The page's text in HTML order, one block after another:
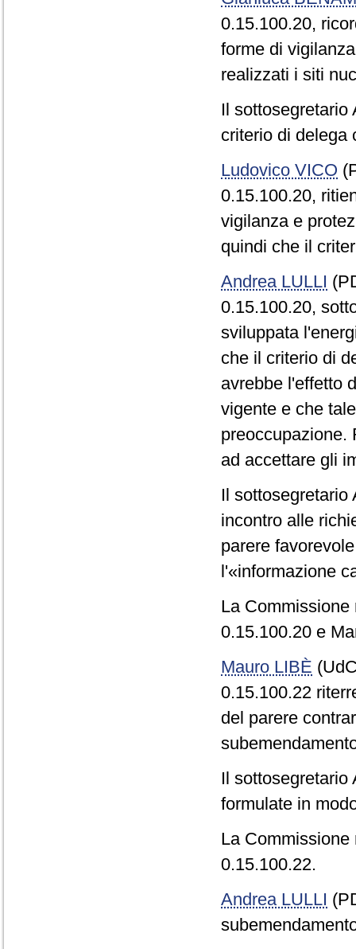
0.15.100.20,
forme di
realizzati i siti
Il sottosegretario
criterio di delega
Ludovico VICO
0.15.100.20,
vigilanza e
quindi che il
Andrea LULLI
0.15.100.20,
sviluppata
che il criterio di
avrebbe l'effetto
vigente e che
preoccupazione.
ad accettare gli
Il sottosegretario
incontro alle
parere
l'«informazione
La
0.15.100.20 e
Mauro LIBÈ
0.15.100.22
del parere
Il sottosegretario
formulate in
La
0.15.100.22.
Andrea LULLI